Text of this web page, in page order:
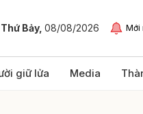
Thứ Bảy, 08/08/2026 Mới
giữ lửa Media